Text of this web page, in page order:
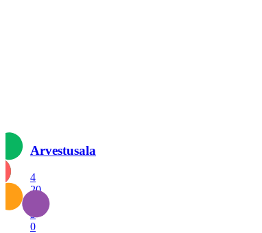
Arvestusala
4
20
3
0